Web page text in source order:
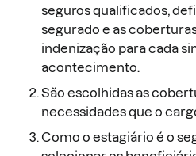
seguros qualificados,
segurado e as
indenização para cada
acontecimento.
São escolhidas as
necessidades que o
Como o estagiário é o